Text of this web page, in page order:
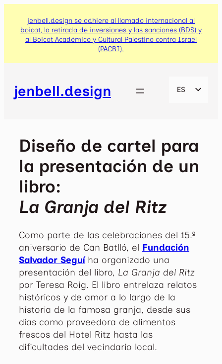
contenido
jenbell.design se adhiere al llamado internacional al
boicot, la retirada de inversiones y las sanciones (BDS) y
al Boicot Académico y Cultural Palestino contra Israel
(PACBI).
jenbell.design
ES
Diseño de cartel para
la presentación de un
libro:
La Granja del Ritz
Como parte de las celebraciones del 15.º
aniversario de Can Batlló, el Fundación
Salvador Seguíha organizado una
presentación del libro, La Granja del Ritz
por Teresa Roig. El libro entrelaza relatos
históricos y de amor a lo largo de la
historia de la famosa granja, desde sus
días como proveedora de alimentos
frescos del Hotel Ritz hasta las
dificultades del vecindario local.